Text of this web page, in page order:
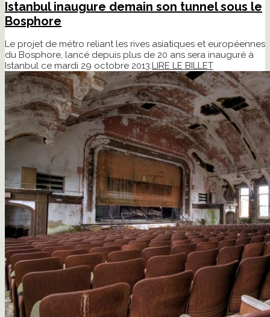
Istanbul inaugure demain son tunnel sous le
Bosphore
Le projet de métro reliant les rives asiatiques et européennes
du Bosphore, lancé depuis plus de 20 ans sera inauguré à
Istanbul ce mardi 29 octobre 2013. LIRE LE BILLET